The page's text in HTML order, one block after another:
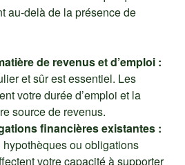
au-delà de la présence de
de revenus et d’emploi :
et sûr est essentiel. Les
votre durée d’emploi et la
source de revenus.
financières existantes :
hypothèques ou obligations
votre capacité à supporter